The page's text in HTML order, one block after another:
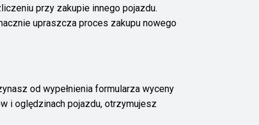
przy zakupie innego pojazdu.
upraszcza proces zakupu nowego
od wypełnienia formularza wyceny
i oględzinach pojazdu, otrzymujesz